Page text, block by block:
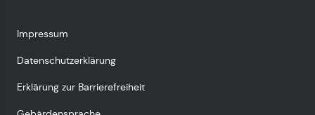
Impressum
Datenschutzerklärung
Erklärung zur Barrierefreiheit